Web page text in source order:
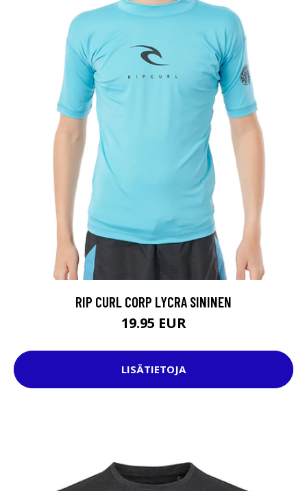
RIP CURL CORP LYCRA SININEN
19.95 EUR
LISÄTIETOJA